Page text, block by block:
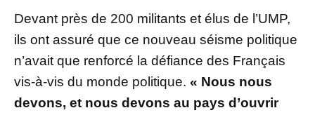
Devant près de 200 militants et élus de l’UMP,
ils ont assuré que ce nouveau séisme politique
n’avait que renforcé la défiance des Français
vis-à-vis du monde politique. « Nous nous
devons, et nous devons au pays d’ouvrir